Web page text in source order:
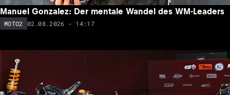
Manuel Gonzalez: Der mentale Wandel des WM-Leaders
MOTO2 02.08.2026 - 14:17